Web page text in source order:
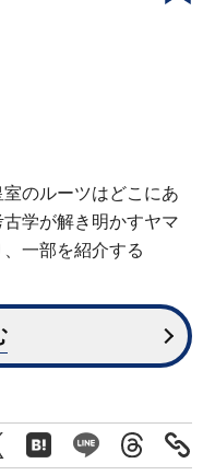
のルーツはどこにあ
学が解き明かすヤマ
一部を紹介する